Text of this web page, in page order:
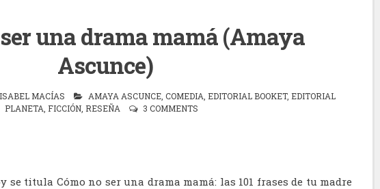
una drama mamá (Amaya
Ascunce)
ISABEL MACÍAS AMAYA ASCUNCE, COMEDIA EDITORIAL BOOKET, EDITORIAL
PLANETA FICCIÓN RESEÑA 3 COMMENTS
se titula Cómo no ser una drama mamá: las 101 frases de tu madre